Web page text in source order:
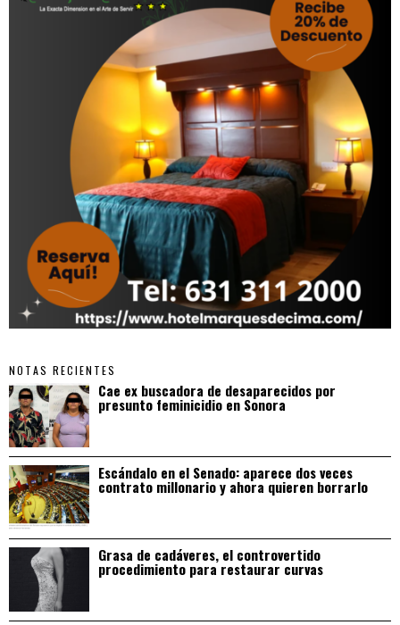
NOTAS RECIENTES
Cae ex buscadora de desaparecidos por
presunto feminicidio en Sonora
Escándalo en el Senado: aparece dos veces
contrato millonario y ahora quieren borrarlo
Grasa de cadáveres, el controvertido
procedimiento para restaurar curvas